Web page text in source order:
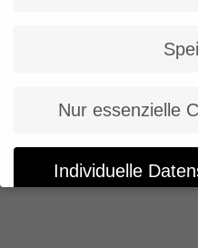
Nur essenzielle
Individuelle